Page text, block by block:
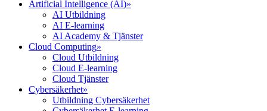
Artificial Intelligence (AI)»
AI Utbildning
AI E-learning
AI Academy & Tjänster
Cloud Computing»
Cloud Utbildning
Cloud E-learning
Cloud Tjänster
Cybersäkerhet»
Utbildning Cybersäkerhet